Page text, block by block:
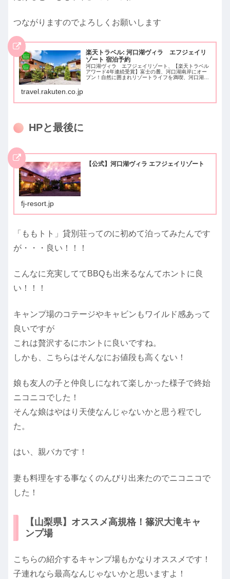
つながりますのでよろしくお願いします
楽天トラベル: 河口湖ヴィラ エフジェイリ
ゾート 宿泊予約
河口湖ヴィラ エフジェイリゾート、【楽天トラベル
アワード4年連続受賞】富士の麓、河口湖南岸にオー
プン！自然に囲まれリゾートライフを満喫、河口湖駅
travel.rakuten.co.jp
HPと最後に
【公式】河口湖ヴィラ エフジェイリゾート
fj-resort.jp
「ももトト」貸別荘ってのに初めて泊ってみたんです
が・・・良い！！！
こんなに充実しててBBQも出来るなんてホントに良
い！！！
キャンプ場のコテージやキャビンもワイルド感あって
良いですが
これは贅沢するにホントに良いですね。
しかも、こちらはそんなにお値段も高くない！
娘も友人の子と仲良しになれて楽しかった様子で終始
ニコニコでした！
そんな娘はやはり天使なんじゃないかと思う程でし
た。
はい、親バカです！
妻も料理をする事なくのんびり出来たのでニコニコで
した！
【山梨県】オススメ高規格！篠沢大滝キャ
ンプ場
こちらの紹介するキャンプ場もかなりオススメです！
子連れなら最高なんじゃないかと思いますよ！